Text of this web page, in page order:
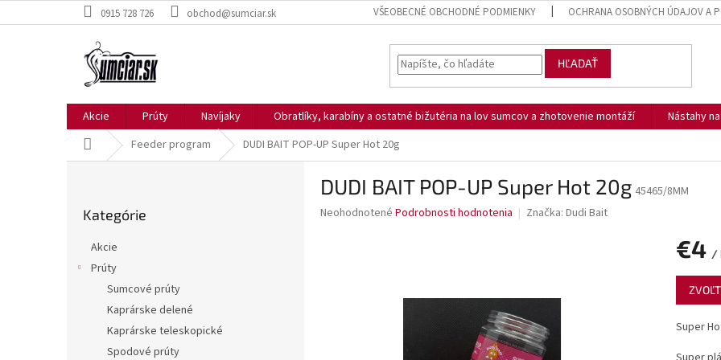
na
0915 728 726 obchod@sumciar.sk VŠEOBECNÉ OBCHODNÉ PODMIENKY OCHRANA OSOBNÝCH ÚDAJOV A
HĽADAŤ
Akcie Prúty Navíjaky Obratlíky, karabíny a ostatné bižutéria na lov sumcov a zhotovenie montáží Nástahy
DomovFeeder program DUDI BAIT POP-UP Super Hot 20g
kategórie
Kategórie
Akcie
Prúty
Sumcové prúty
Kaprárske delené
Kaprárske teleskopické
Spodové prúty
DUDI BAIT POP-UP Super Hot 20g 45465/8MM
Priemerné
Neohodnotené Podrobnosti hodnotenia Značka: Dudi Bait
€4 /
cena:
Super